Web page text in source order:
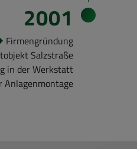
2001
Fir­men­grün­dung
Salz­stra­ße
in der Werk­statt
An­la­gen­mon­ta­ge